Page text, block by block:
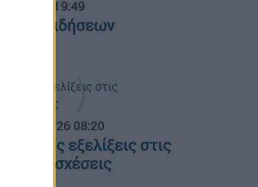
19:49
ειδήσεων
06.08.2026 08:20
εξελίξεις στις
σχέσεις